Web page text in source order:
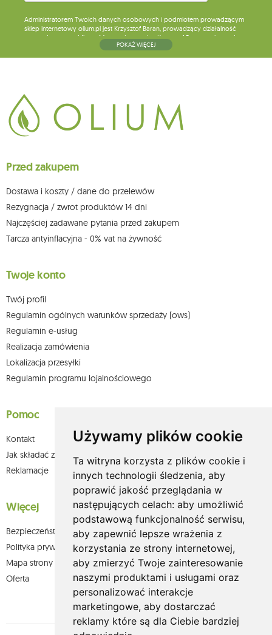
Używamy plików cookie
Ta witryna korzysta z plików cookie i
innych technologii śledzenia, aby
poprawić jakość przeglądania w
następujących celach: aby umożliwić
podstawową funkcjonalność serwisu,
aby zapewnić lepsze wrażenia z
korzystania ze strony internetowej,
aby zmierzyć Twoje zainteresowanie
naszymi produktami i usługami oraz
personalizować interakcje
marketingowe, aby dostarczać
reklamy które są dla Ciebie bardziej
Administratorem Twoich danych osobowych i podmiotem prowadzącym
sklep internetowy olium.pl jest Krzysztof Baran, prowadzący działalność
gospodarczą pod firmą: Mouton Interactive Krzysztof Baran wpisaną do
Centralnej Ewidencji i Informacji o Działalności Gospodarczej, adres
głównego miejsca wykonywania działalności w Siedlcach, ul. Starowiejska
Dane będą przetwarzane w celu wysyłki newslettera i przechowywane do
chwili rezygnacji z subskrypcji.
Przysługuje Ci prawo do żądania dostępu do swoich danych osobowych,
ich sprostowania, usunięcia, ograniczenia przetwarzania, wniesienia
sprzeciwu wobec przetwarzania swoich danych oraz prawo do
którego dokonano na podstawie zgody przed jej cofnięciem. W tym celu
możesz kontaktować się z działem obsługi klienta Mouton Interactive pod
Więcej informacji: www.mouton.pl/ODO
POKAŻ WIĘCEJ
Przed zakupem
Dostawa i koszty / dane do przelewów
Rezygnacja / zwrot produktów 14 dni
Najczęściej zadawane pytania przed zakupem
Tarcza antyinflacyjna - 0% vat na żywność
Twoje konto
Twój profil
Regulamin ogólnych warunków sprzedaży (ows)
Regulamin e-usług
Realizacja zamówienia
Lokalizacja przesyłki
Regulamin programu lojalnościowego
Pomoc
Kontakt
Jak składać zamówienia w sklepie olium.pl?
Reklamacje
Więcej
Bezpieczeństwo płatności
Polityka prywatności
Mapa strony
Oferta